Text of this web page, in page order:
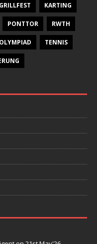
GRILLFEST KARTING
PONTTOR RWTH
TENNIS